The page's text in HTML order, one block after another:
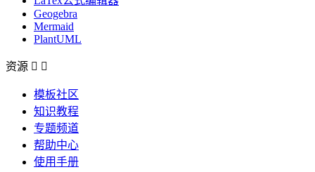
Geogebra
Mermaid
PlantUML
资源  
模板社区
知识教程
专题频道
帮助中心
使用手册